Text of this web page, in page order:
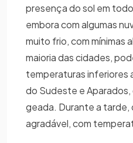
presença do sol em
embora com algumas
muito frio, com mínimas
maioria das cidades,
temperaturas inferiores
do Sudeste e
geada. Durante a tarde,
agradável, com